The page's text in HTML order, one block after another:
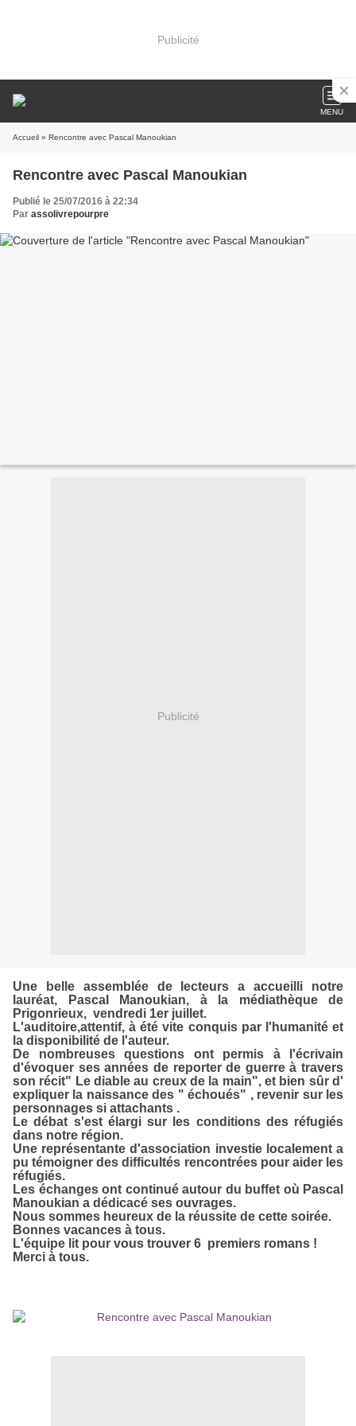
Publicité
MENU
Accueil » Rencontre avec Pascal Manoukian
Rencontre avec Pascal Manoukian
Publié le 25/07/2016 à 22:34
Par assolivrepourpre
Publicité
Une belle assemblée de lecteurs a accueilli notre
lauréat, Pascal Manoukian, à la médiathèque de
Prigonrieux, vendredi 1er juill et.
L'auditoire,attentif, à été vite conquis par l'humanité et
la disponibilité de l'auteur.
De nombreuses questions ont permis à l'écrivain
d'évoquer ses années de reporter de guerre à travers
son récit" Le diable au creux de la main", et bien sûr d'
expliquer la naissance des " échoués" , revenir sur les
personnages si attachants .
Le débat s'est élargi sur les conditions des réfugiés
dans notre région.
Une représentante d'association investie localement a
pu témoigner des difficultés rencontrées pour aider les
réfugiés.
Les échanges ont continué autour du buffet où Pascal
Manoukian a dédicacé ses ouvrages.
Nous sommes heureux de la réussite de cette soirée.
Bonnes vacances à tous.
L'équipe lit pour vous trouver 6 premiers romans !
Merci à tous.